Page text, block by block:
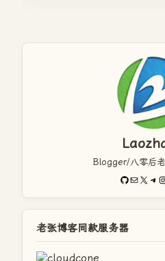
Blogger/八零后
GitHub
电子邮件X
老张博客同款服务器